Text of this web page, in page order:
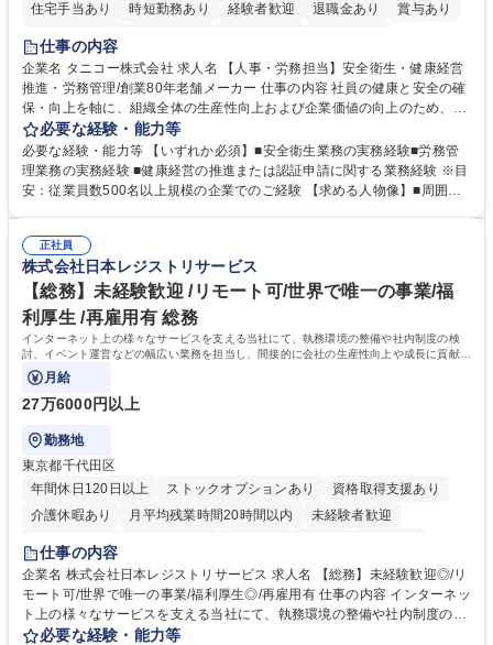
住宅手当あり
時短勤務あり 経験者歓迎 退職金あり
賞与あり
完全週休2日制
寮・社宅あり
仕事の内容
企業名 タニコー株式会社 求人名 【人事・労務担当】安全衛生・健康経営
推進・労務管理/創業80年老舗メーカー 仕事の内容 社員の健康と安全の確
保・向上を軸に、組織全体の生産性向上および企業価値の向上のため、経
営層と密接に連携しながら、定型業務にとどまらず、制度設計や施策立案
などの上流工程から関与していただきます。 【主な業務内容】■安全衛生
業務（ストレスチェック、健康診断の運用、産業医との連携 など）■健康
経営認証取得に向けた企画・推進■労務管理（労働時間の分析、労働環境
を底上げすべく、ともにご活躍いただける方の増員募集となります。 募集
職種 【人事・労務担当】安全衛生・健康経営推進・労務管理/創業80年老
舗メーカー
必要な経験・能力等
必要な経験・能力等 【いずれか必須】■安全衛生業務の実務経験■労務管
理業務の実務経験 ■健康経営の推進または認証申請に関する業務経験 ※目
安：従業員数500名以上規模の企業でのご経験 【求める人物像】■周囲
部門と連携しながら業務を推進できる方■Excelや労務管理システムの実務
使用経験をお持ちの方 学歴・資格 学歴：大学院 大学 高専 短大 専修学校
高校 語学力： 資格：
正社員
株式会社日本レジストリサービス
【総務】未経験歓迎 /リモート可/世界で唯一の事業/福
利厚生 /再雇用有 総務
インターネット上の様々なサービスを支える当社にて、執務環境の整備や社内制度の検
討、イベント運営などの幅広い業務を担当し、間接的に会社の生産性向上や成長に貢献し
ている部署です。
月給
27万6000円以上
勤務地
東京都千代田区
年間休日120日以上
ストックオプションあり
資格取得支援あり
介護休暇あり
月平均残業時間20時間以内
未経験者歓迎
住宅手当あり
完全週休2日制
交通費支給 駅近5分以内 土日祝休み 服装自由
仕事の内容
企業名 株式会社日本レジストリサービス 求人名 【総務】未経験歓迎◎/リ
モート可/世界で唯一の事業/福利厚生◎/再雇用有 仕事の内容 インターネッ
ト上の様々なサービスを支える当社にて、執務環境の整備や社内制度の検
討、イベント運営などの幅広い業務を担当し、間接的に会社の生産性向上
必要な経験・能力等